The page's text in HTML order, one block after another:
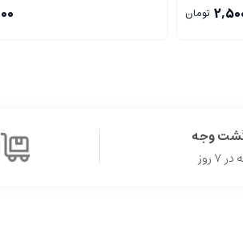
تومان
وجه
روز